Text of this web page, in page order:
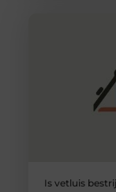
Is vetluis